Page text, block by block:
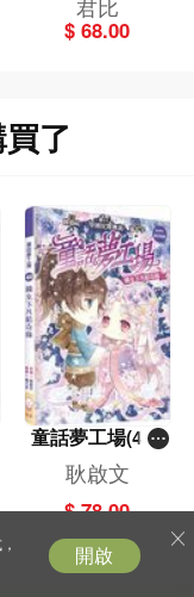
路上系列]
君比
$ 68.00
了
童話夢工場(40)
——織女下凡結
奇緣
耿啟文
$ 78.00
開啟